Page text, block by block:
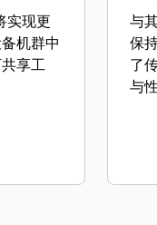
实现更
机群中
享工
与
保
了
与